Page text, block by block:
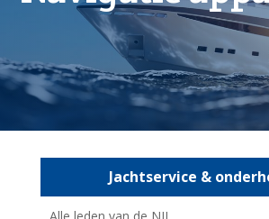
Jachtservice &